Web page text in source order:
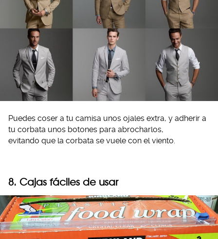
Puedes coser a tu camisa unos ojales extra, y adherir a
tu corbata unos botones para abrocharlos,
evitando que la corbata se vuele con el viento.
8. Cajas fáciles de usar